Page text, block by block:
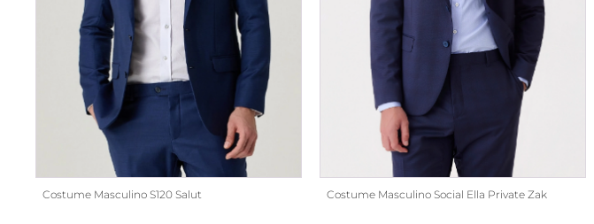
Costume Masculino S120 Salut Costume Masculino Social Ella Private Zak